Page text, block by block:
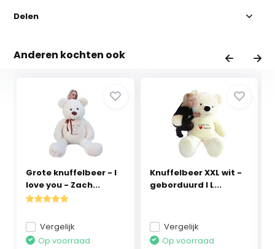
Delen
Anderen kochten ook
Grote knuffelbeer - I
love you - Zach...
Vergelijk
Op voorraad
Knuffelbeer XXL wit -
geborduurd I L...
Vergelijk
Op voorraad